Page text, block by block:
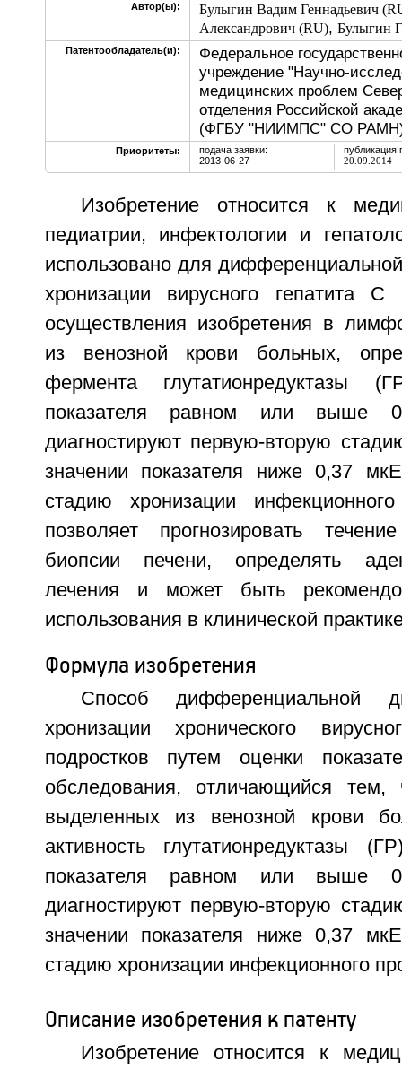
Автор(ы):
Булыгин Вадим Геннадьевич
Александрович (RU), Булыгин
Патентообладатель(и):
Федеральное
учреждение "Научно-
медицинских проблем
отделения Российской
(ФГБУ "НИИМПС" СО
Приоритеты:
подача заявки:
2013-06-27
публикация
20.09.2014
Изобретение относится к
педиатрии, инфектологии и
использовано для
хронизации вирусного гепатита
осуществления изобретения в
из венозной крови больных,
фермента глутатионредуктазы
показателя равном или выше
диагностируют первую-вторую
значении показателя ниже 0,37
стадию хронизации
позволяет прогнозировать
биопсии печени, определять
лечения и может быть
использования в клинической
Формула изобретения
Способ дифференциальной
хронизации хронического
подростков путем оценки
обследования, отличающийся
выделенных из венозной крови
активность глутатионредуктазы
показателя равном или выше
диагностируют первую-вторую
значении показателя ниже 0,37
стадию хронизации инфекционного
Описание изобретения к патенту
Изобретение относится к